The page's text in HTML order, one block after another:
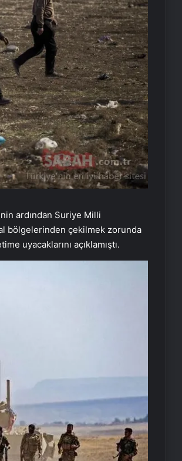
ardından Suriye Milli
bölgelerinden çekilmek zorunda
uyacaklarını açıklamıştı.